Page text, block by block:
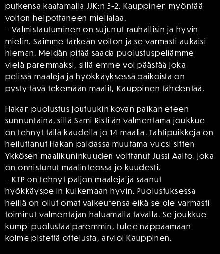
putkensa kaatamalla JJK:n 3-2. Kauppinen myöntää
voiton helpottaneen mielialaa.
– Valmistautuminen on sujunut rauhallisin ja hyvin
mielin. Saimme tärkeän voiton ja se varmasti aukaisi
hieman. Meidän pitää saada puolustuspeliämme
vielä paremmaksi, sillä emme voi päästää joka
pelissä maaleja ja hyökkäyksessä paikoista on
pystyttävä tekemään maalit, Kauppinen tähdentää.
Hakan puolustus joutuukin kovan paikan eteen
sunnuntaina, sillä Sami Ristilän valmentama joukkue
on tehnyt tällä kaudella jo 14 maalia. Tahtipuikkoja on
heiluttanut Hakan paidassa muutama vuosi sitten
Ykkösen maalikuninkuuden voittanut Jussi Aalto, joka
on onnistunut maalinteossa jo kuudesti.
– KTP on tehnyt paljon maaleja ja saanut
hyökkäyspelin kulkemaan hyvin. Puolustuksessa
heillä on ollut omat vaikeutensa eikä se ole varmasti
toiminut valmentajan haluamalla tavalla. Se joukkue
kumpi puolustaa paremmin, tulee nappaamaan
kolme pistettä ottelusta, arvioi Kauppinen.